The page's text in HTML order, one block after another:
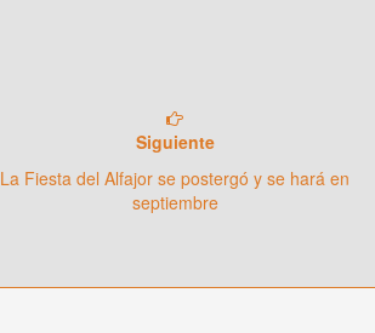
Siguiente
La Fiesta del Alfajor se postergó y se hará en
septiembre